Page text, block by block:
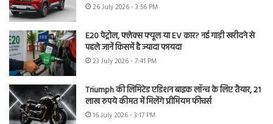
26 July 2026 - 3:56 PM
E20 पेट्रोल, फ्लेक्स फ्यूल या EV कार? नई गाड़ी खरीदने से
पहले जानें किसमें है ज्यादा फायदा
23 July 2026 - 7:41 PM
Triumph की लिमिटेड एडिशन बाइक लॉन्च के लिए तैयार, 21
लाख रुपये कीमत में मिलेंगे प्रीमियम फीचर्स
16 July 2026 - 3:17 PM